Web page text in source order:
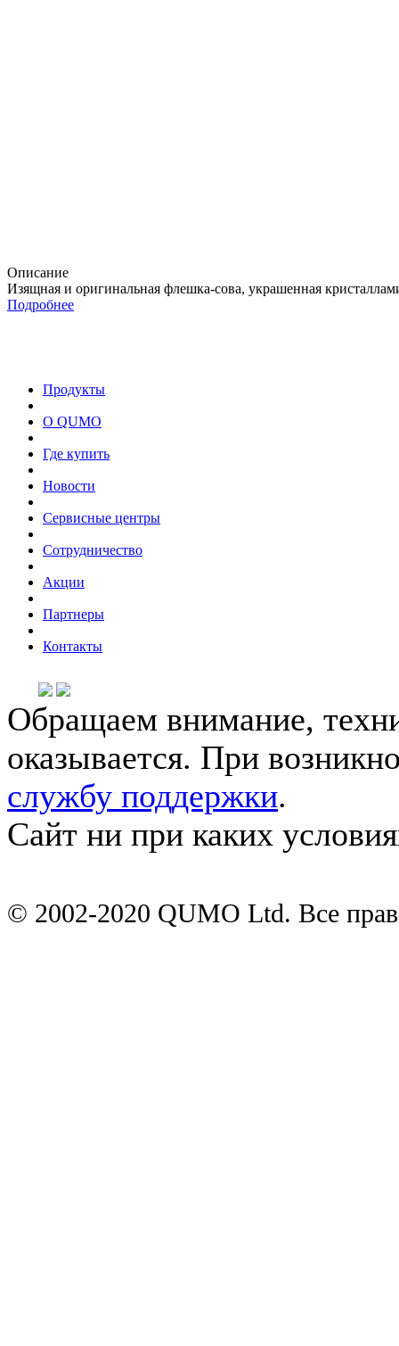
Описание
Изящная и оригинальная флешка-сова, украшенная
Подробнее
Продукты
О QUMO
Где купить
Новости
Сервисные центры
Сотрудничество
Акции
Партнеры
Контакты
Обращаем внимание,
оказывается. При
службу поддержки.
Сайт ни при каких
© 2002-2020 QUMO Ltd. Все